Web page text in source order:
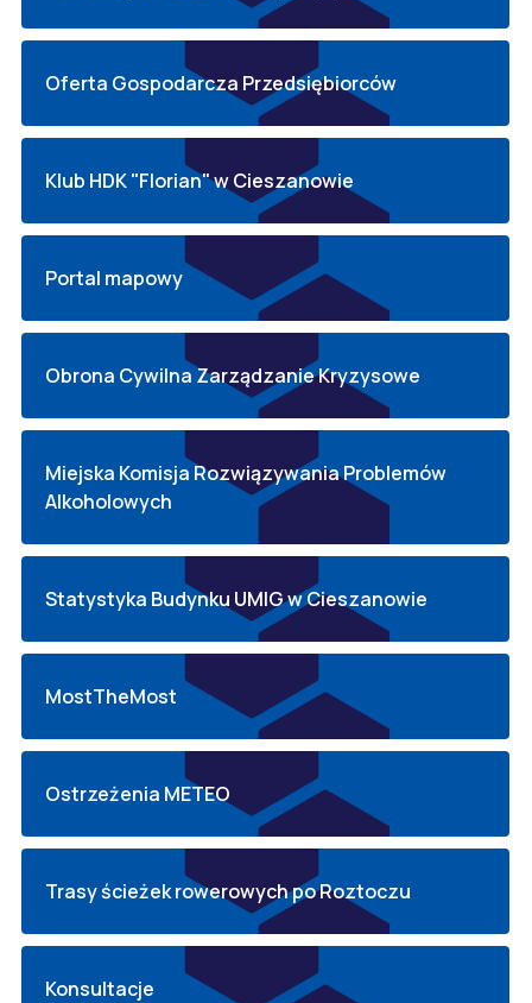
Oferta Gospodarcza Przedsiębiorców
Klub HDK "Florian" w Cieszanowie
Portal mapowy
Obrona Cywilna Zarządzanie Kryzysowe
Miejska Komisja Rozwiązywania Problemów
Alkoholowych
Statystyka Budynku UMIG w Cieszanowie
MostTheMost
Ostrzeżenia METEO
Trasy ścieżek rowerowych po Roztoczu
Konsultacje